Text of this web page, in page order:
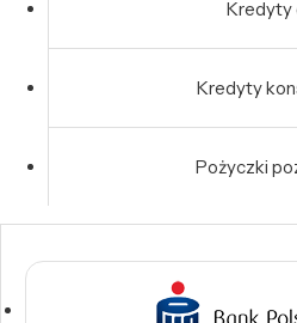
Kredyty
Kredyty
Pożyczki